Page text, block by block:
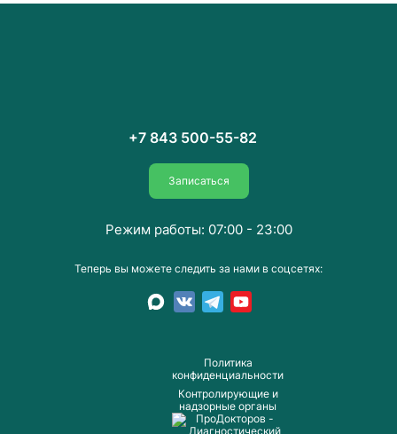
Пoлитика
конфиденциальности
Контролирующие и
надзорные органы
+7 843 500-55-82
Записаться
Теперь вы можете следить за нами в соцсетях:
Режим работы: 07:00 - 23:00